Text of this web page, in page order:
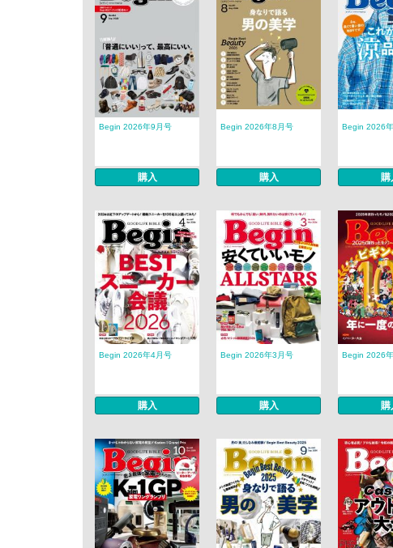
Begin 2026年9月号
購入
Begin 2026年8月号
購入
Begin 2026
購
Begin 2026年4月号
購入
Begin 2026年3月号
購入
Begin 2026
購